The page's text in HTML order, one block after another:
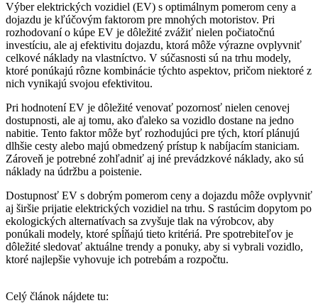
Výber elektrických vozidiel (EV) s optimálnym pomerom ceny a
dojazdu je kľúčovým faktorom pre mnohých motoristov. Pri
rozhodovaní o kúpe EV je dôležité zvážiť nielen počiatočnú
investíciu, ale aj efektivitu dojazdu, ktorá môže výrazne ovplyvniť
celkové náklady na vlastníctvo. V súčasnosti sú na trhu modely,
ktoré ponúkajú rôzne kombinácie týchto aspektov, pričom niektoré z
nich vynikajú svojou efektivitou.
Pri hodnotení EV je dôležité venovať pozornosť nielen cenovej
dostupnosti, ale aj tomu, ako ďaleko sa vozidlo dostane na jedno
nabitie. Tento faktor môže byť rozhodujúci pre tých, ktorí plánujú
dlhšie cesty alebo majú obmedzený prístup k nabíjacím staniciam.
Zároveň je potrebné zohľadniť aj iné prevádzkové náklady, ako sú
náklady na údržbu a poistenie.
Dostupnosť EV s dobrým pomerom ceny a dojazdu môže ovplyvniť
aj širšie prijatie elektrických vozidiel na trhu. S rastúcim dopytom po
ekologických alternatívach sa zvyšuje tlak na výrobcov, aby
ponúkali modely, ktoré spĺňajú tieto kritériá. Pre spotrebiteľov je
dôležité sledovať aktuálne trendy a ponuky, aby si vybrali vozidlo,
ktoré najlepšie vyhovuje ich potrebám a rozpočtu.
Celý článok nájdete tu: